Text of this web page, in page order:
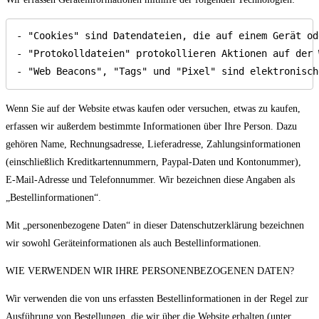
- "Cookies" sind Datendateien, die auf einem Gerät
- "Protokolldateien" protokollieren Aktionen auf der
Wenn Sie auf der Website etwas kaufen oder versuchen, etwas zu kaufen,
erfassen wir außerdem bestimmte Informationen über Ihre Person. Dazu
gehören Name, Rechnungsadresse, Lieferadresse, Zahlungsinformationen
(einschließlich Kreditkartennummern, Paypal-Daten und Kontonummer),
E-Mail-Adresse und Telefonnummer. Wir bezeichnen diese Angaben als
„Bestellinformationen“.
Mit „personenbezogene Daten“ in dieser Datenschutzerklärung bezeichnen
wir sowohl Geräteinformationen als auch Bestellinformationen.
WIE VERWENDEN WIR IHRE PERSONENBEZOGENEN DATEN?
Wir verwenden die von uns erfassten Bestellinformationen in der Regel zur
Ausführung von Bestellungen, die wir über die Website erhalten (unter